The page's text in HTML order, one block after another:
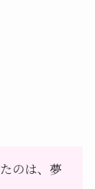
のは、夢